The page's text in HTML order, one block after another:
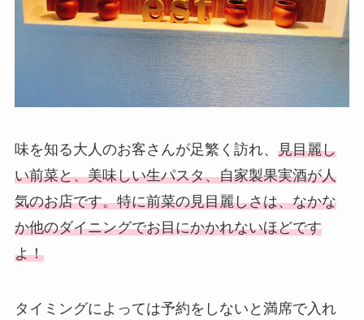
味を知る大人のお客さんが足繁く訪れ、 見目麗し
い前菜と、美味しい生パスタ、自家製果実酒が人
気のお店です。特に前菜の見目麗しさは、なかな
か他のダイニングでお目にかかれないほどです
よ！
タイミングによっては予約をしないと満席で入れ